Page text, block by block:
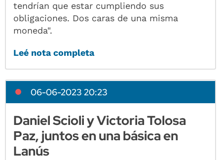
tendrían que estar cumpliendo sus
obligaciones. Dos caras de una misma
moneda".
Leé nota completa
06-06-2023 20:23
Daniel Scioli y Victoria Tolosa
Paz, juntos en una básica en
Lanús